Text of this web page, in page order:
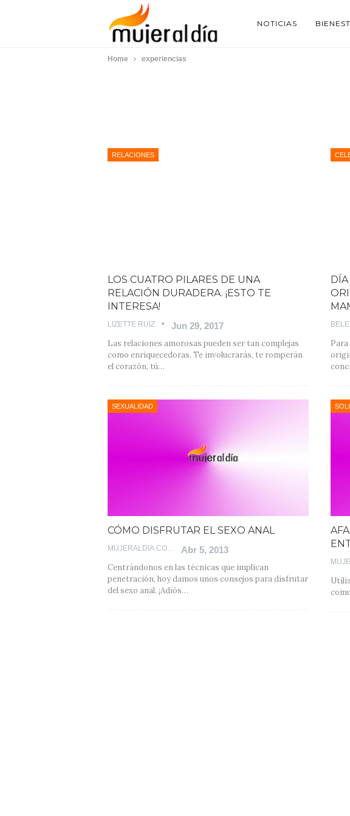
NOTICIAS
Home experiencias
RELACIONES
LOS CUATRO PILARES DE UNA
RELACIÓN DURADERA. ¡ESTO TE
INTERESA!
LIZETTE RUIZ
Jun 29, 2017
Las relaciones amorosas pueden ser tan complejas
como enriquecedoras. Te involucrarás, te romperán
el corazón, tú…
DÍA
SEXUALIDAD
CÓMO DISFRUTAR EL SEXO ANAL
Abr 5, 2013
Centrándonos en las técnicas que implican
penetración, hoy damos unos consejos para disfrutar
del sexo anal. ¡Adiós…